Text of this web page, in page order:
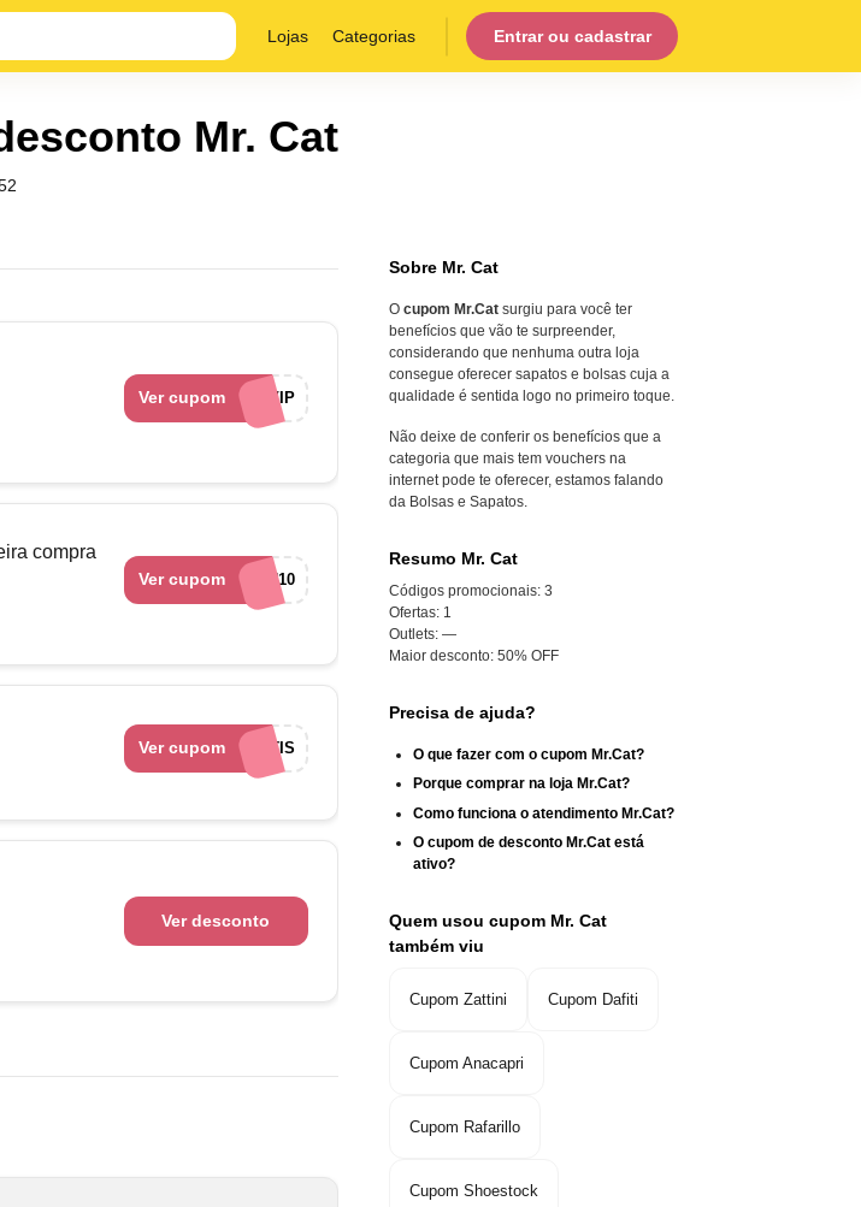
Lojas Categorias Entrar ou cadastrar
Mr. Cat
Ver cupomMRCATVIP
compra
Ver cupomRAKUTEN10
Ver cupom
OPTIMISEFRETEGRATIS
Ver desconto
Sobre Mr. Cat
O cupom Mr.Cat surgiu para você ter
benefícios que vão te surpreender,
considerando que nenhuma outra loja
consegue oferecer sapatos e bolsas cuja a
qualidade é sentida logo no primeiro toque.
Não deixe de conferir os benefícios que a
categoria que mais tem vouchers na
internet pode te oferecer, estamos falando
da Bolsas e Sapatos.
Resumo Mr. Cat
Códigos promocionais: 3
Ofertas: 1
Outlets: —
Maior desconto: 50% OFF
Precisa de ajuda?
O que fazer com o cupom Mr.Cat?
Porque comprar na loja Mr.Cat?
Como funciona o atendimento Mr.Cat?
O cupom de desconto Mr.Cat está
ativo?
Quem usou cupom Mr. Cat
também viu
Cupom Zattini Cupom Dafiti
Cupom Anacapri
Cupom Rafarillo
Cupom Shoestock